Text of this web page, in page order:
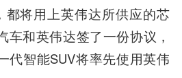
都将用上英伟达所供应的芯
车和英伟达签了一份协议，
代智能SUV将率先使用英伟